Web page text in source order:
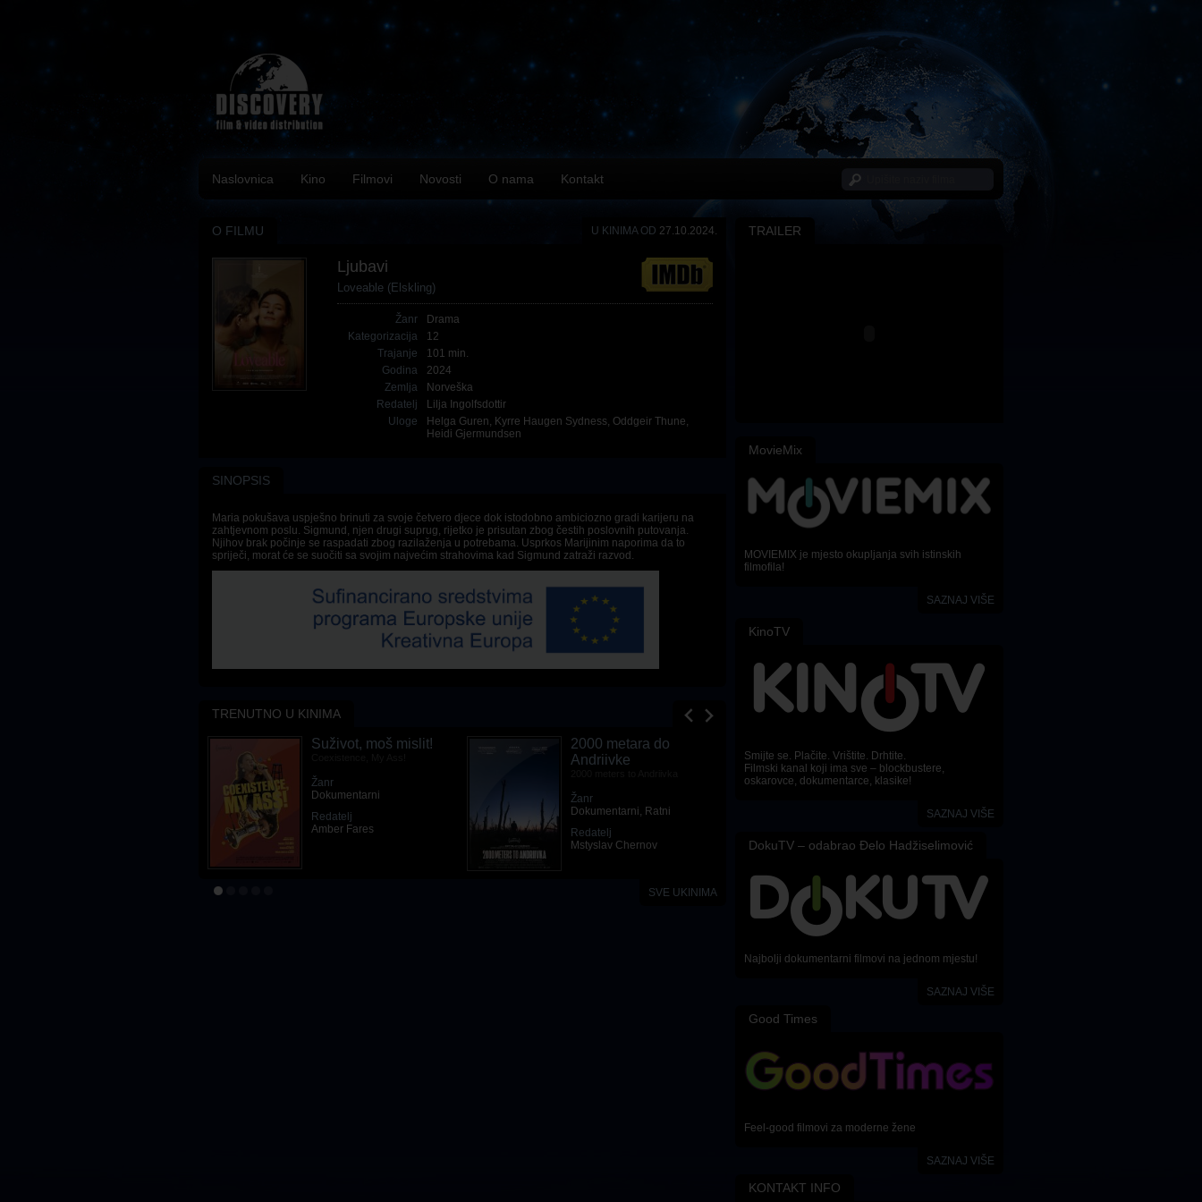
Naslovnica Kino Filmovi Novosti O nama Kontakt
O FILMU U KINIMA OD 27.10.2024.
Ljubavi
Loveable (Elskling)
Žanr
Drama
Kategorizacija
12
Trajanje
101 min.
Godina
2024
Zemlja
Norveška
Redatelj
Lilja Ingolfsdottir
Uloge
Helga Guren, Kyrre Haugen Sydness, Oddgeir Thune,
Heidi Gjermundsen
SINOPSIS
Maria pokušava uspješno brinuti za svoje četvero djece dok istodobno ambiciozno gradi karijeru na
zahtjevnom poslu. Sigmund, njen drugi suprug, rijetko je prisutan zbog čestih poslovnih putovanja.
Njihov brak počinje se raspadati zbog razilaženja u potrebama. Usprkos Marijinim naporima da to
spriječi, morat će se suočiti sa svojim najvećim strahovima kad Sigmund zatraži razvod.
TRENUTNO U KINIMA
Suživot, moš mislit!
Žanr
Dokumentarni
Redatelj
Amber Fares
2000 metara do
Andriivke
Žanr
Dokumentarni, Ratni
Redatelj
Mstyslav Chernov
Cutting through rocks
Žanr
Khaki
Redatelj
SVE UKINIMA
TRAILER
MovieMix
MOVIEMIX je mjesto okupljanja svih istinskih
filmofila!
SAZNAJ VIŠE
KinoTV
Smijte se. Plačite. Vrištite. Drhtite.
Filmski kanal koji ima sve – blockbustere,
oskarovce, dokumentarce, klasike!
SAZNAJ VIŠE
DokuTV – odabrao Đelo Hadžiselimović
Najbolji dokumentarni filmovi na jednom mjestu!
SAZNAJ VIŠE
Good Times
Feel-good filmovi za moderne žene
SAZNAJ VIŠE
KONTAKT INFO